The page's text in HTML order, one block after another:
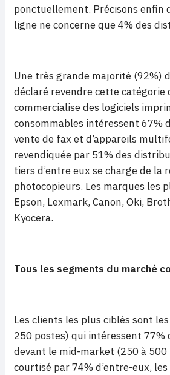
ponctuellement. Précisons enfin
ligne ne concerne que 4% des
Une très grande majorité (92%)
déclaré revendre cette catégorie
commercialise des logiciels
consommables intéressent 67%
vente de fax et d’appareils
revendiquée par 51% des
tiers d’entre eux se charge de la
photocopieurs. Les marques les
Epson, Lexmark, Canon, Oki,
Kyocera.
Tous les segments du marché
Les clients les plus ciblés sont
250 postes) qui intéressent 77%
devant le mid-market (250 à 500
courtisé par 74% d’entre-eux,